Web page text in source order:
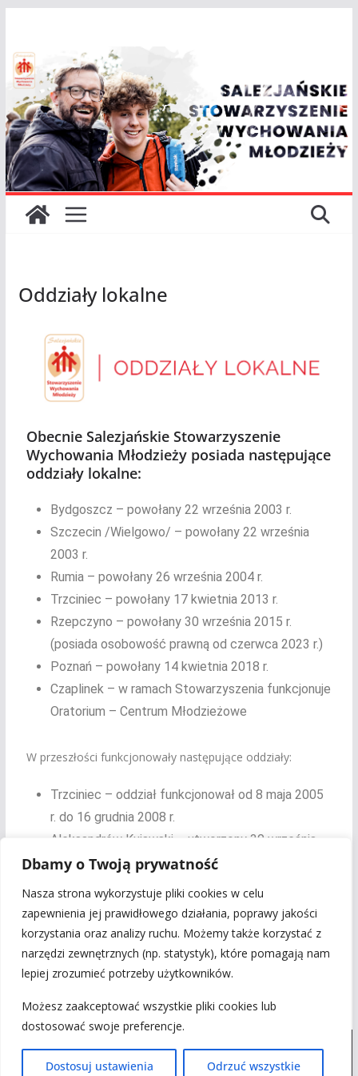
Dbamy o Twoją prywatność
Nasza strona wykorzystuje pliki cookies w celu
zapewnienia jej prawidłowego działania, poprawy jakości
korzystania oraz analizy ruchu. Możemy także korzystać z
narzędzi zewnętrznych (np. statystyk), które pomagają nam
lepiej zrozumieć potrzeby użytkowników.
Możesz zaakceptować wszystkie pliki cookies lub
dostosować swoje preferencje.
Dostosuj ustawienia Odrzuć wszystkie
Oddziały lokalne
Obecnie Salezjańskie Stowarzyszenie
Wychowania Młodzieży posiada następujące
oddziały lokalne:
Bydgoszcz – powołany 22 września 2003 r.
Szczecin /Wielgowo/ – powołany 22 września
2003 r.
Rumia – powołany 26 września 2004 r.
Trzciniec – powołany 17 kwietnia 2013 r.
Rzepczyno – powołany 30 września 2015 r.
(posiada osobowość prawną od czerwca 2023 r.)
Poznań – powołany 14 kwietnia 2018 r.
Czaplinek – w ramach Stowarzyszenia funkcjonuje
Oratorium – Centrum Młodzieżowe
W przeszłości funkcjonowały następujące oddziały:
Trzciniec – oddział funkcjonował od 8 maja 2005
r. do 16 grudnia 2008 r.
Aleksandrów Kujawski – utworzony 30 września
2006 r.
Zgodnie z decyzją Zarządu Stowarzyszenia oddziały
lokalne naszej organizacji nie posiadają osobowości
prawnej.